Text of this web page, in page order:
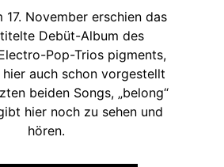
17. November erschien das
Debüt-Album des
Pop-Trios pigments,
auch schon vorgestellt
beiden Songs, „belong“
hier noch zu sehen und
hören.